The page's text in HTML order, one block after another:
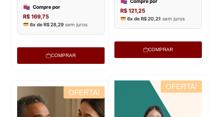
COMPRAR
COMPRAR
OFERTA!
OFERTA!